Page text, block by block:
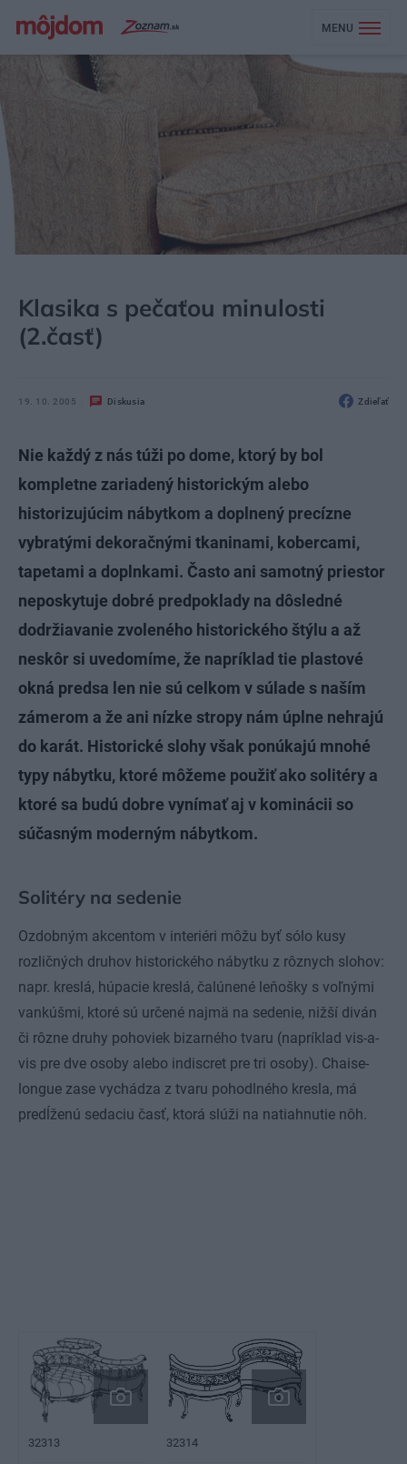
MENU
Klasika s pečaťou minulosti
(2.časť)
19. 10. 2005 Diskusia Zdieľať
Nie každý z nás túži po dome, ktorý by bol
kompletne zariadený historickým alebo
historizujúcim nábytkom a doplnený precízne
vybratými dekoračnými tkaninami, kobercami,
tapetami a doplnkami. Často ani samotný priestor
neposkytuje dobré predpoklady na dôsledné
dodržiavanie zvoleného historického štýlu a až
neskôr si uvedomíme, že napríklad tie plastové
okná predsa len nie sú celkom v súlade s naším
zámerom a že ani nízke stropy nám úplne nehrajú
do karát. Historické slohy však ponúkajú mnohé
typy nábytku, ktoré môžeme použiť ako solitéry a
ktoré sa budú dobre vynímať aj v kominácii so
súčasným moderným nábytkom.
Solitéry na sedenie
Ozdobným akcentom v interiéri môžu byť sólo kusy
rozličných druhov historického nábytku z rôznych slohov:
napr. kreslá, húpacie kreslá, čalúnené leňošky s voľnými
vankúšmi, ktoré sú určené najmä na sedenie, nižší diván
či rôzne druhy pohoviek bizarného tvaru (napríklad vis-a-
vis pre dve osoby alebo indiscret pre tri osoby). Chaise-
longue zase vychádza z tvaru pohodlného kresla, má
predĺženú sedaciu časť, ktorá slúži na natiahnutie nôh.
32313 32314